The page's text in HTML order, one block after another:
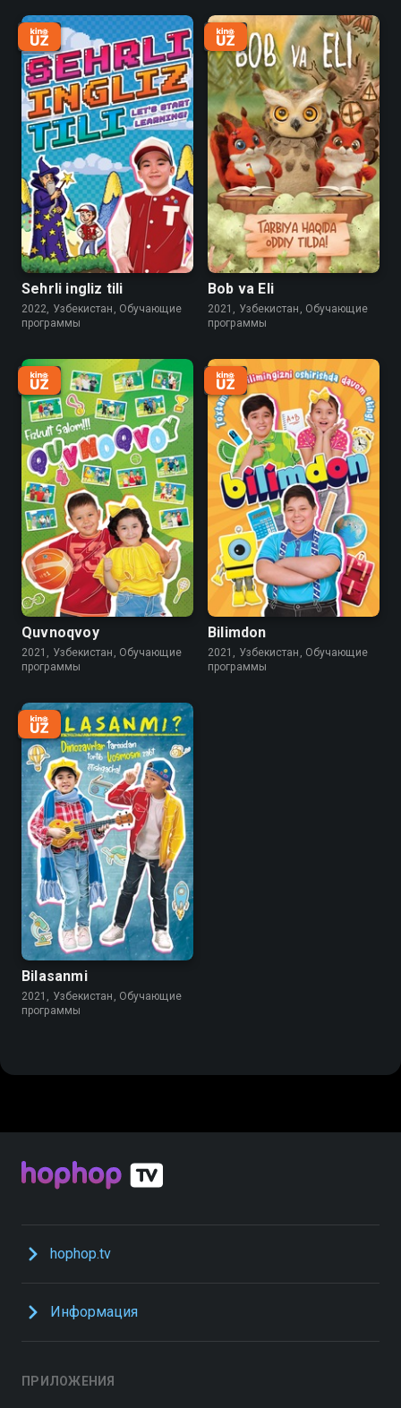
Sehrli ingliz tili
2022, Узбекистан, Обучающие
программы
Bob va Eli
2021, Узбекистан, Обучающие
программы
Quvnoqvoy
2021, Узбекистан, Обучающие
программы
Bilimdon
2021, Узбекистан, Обучающие
программы
Bilasanmi
2021, Узбекистан, Обучающие
программы
hophop.tv
Информация
ПРИЛОЖЕНИЯ